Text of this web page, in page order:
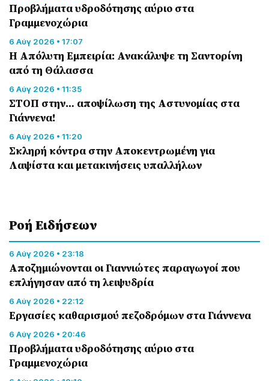
Προβλήματα υδροδότησης αύριο στα
Γραμμενοχώρια
6 Αύγ 2026 • 17:07
Η Απόλυτη Εμπειρία: Ανακάλυψε τη Σαντορίνη
από τη Θάλασσα
6 Αύγ 2026 • 11:35
ΣΤΟΠ στην… αποψίλωση της Αστυνομίας στα
Γιάννενα!
6 Αύγ 2026 • 11:20
Σκληρή κόντρα στην Αποκεντρωμένη για
Λαψίστα και μετακινήσεις υπαλλήλων
Ροή Eιδήσεων
6 Αύγ 2026 • 23:18
Αποζημιώνονται οι Γιαννιώτες παραγωγοί που
επλήγησαν από τη λειψυδρία
6 Αύγ 2026 • 22:12
Εργασίες καθαρισμού πεζοδρόμων στα Γιάννενα
6 Αύγ 2026 • 20:46
Προβλήματα υδροδότησης αύριο στα
Γραμμενοχώρια